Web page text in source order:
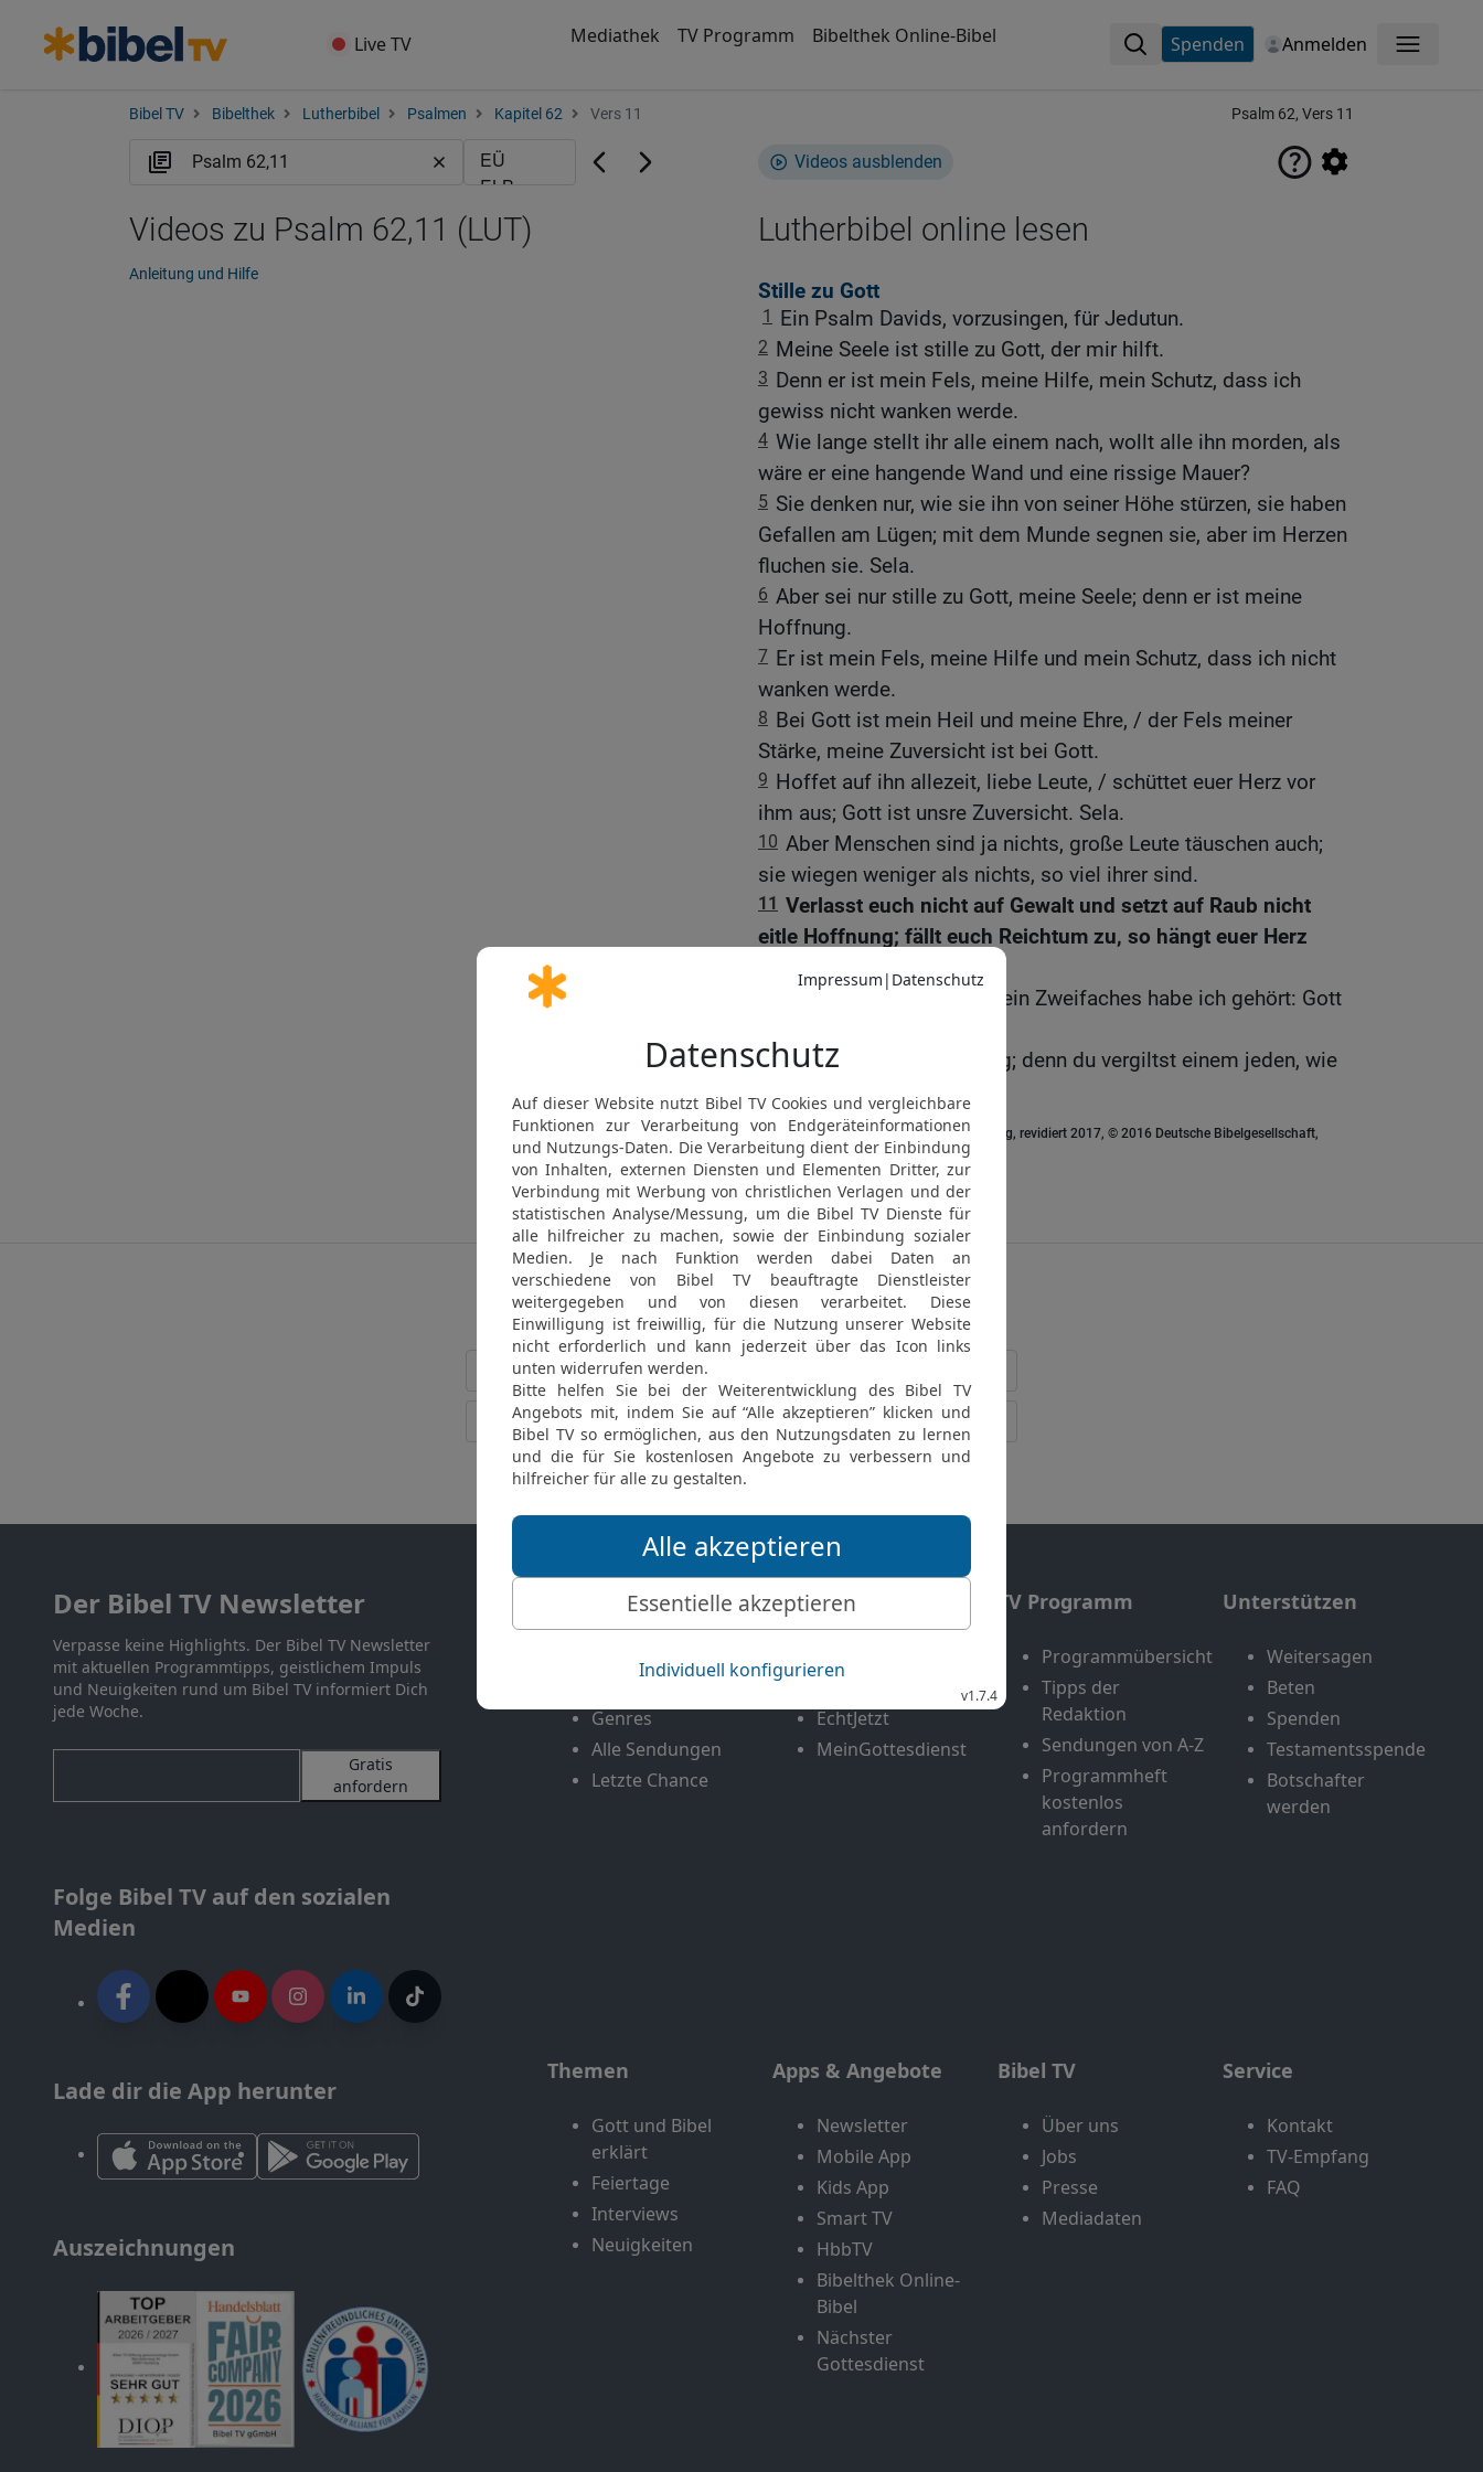
Live TV Mediathek TV Programm Bibelthek Online-Bibel Spenden Anmelden Menü
Bibel TV Bibelthek Lutherbibel Psalmen Kapitel 62 Vers 11 Psalm 62, Vers 11
Videos ausblenden
Lutherbibel online lesen
Stille zu Gott
1 Ein Psalm Davids, vorzusingen, für Jedutun.
2 Meine Seele ist stille zu Gott, der mir hilft.
3 Denn er ist mein Fels, meine Hilfe, mein Schutz, dass ich
gewiss nicht wanken werde.
4 Wie lange stellt ihr alle einem nach, wollt alle ihn morden, als
wäre er eine hangende Wand und eine rissige Mauer?
5 Sie denken nur, wie sie ihn von seiner Höhe stürzen, sie haben
Gefallen am Lügen; mit dem Munde segnen sie, aber im Herzen
fluchen sie. Sela.
6 Aber sei nur stille zu Gott, meine Seele; denn er ist meine
Hoffnung.
7 Er ist mein Fels, meine Hilfe und mein Schutz, dass ich nicht
wanken werde.
8 Bei Gott ist mein Heil und meine Ehre, / der Fels meiner
Stärke, meine Zuversicht ist bei Gott.
9 Hoffet auf ihn allezeit, liebe Leute, / schüttet euer Herz vor
ihm aus; Gott ist unsre Zuversicht. Sela.
10 Aber Menschen sind ja nichts, große Leute täuschen auch;
sie wiegen weniger als nichts, so viel ihrer sind.
11 Verlasst euch nicht auf Gewalt und setzt auf Raub nicht
eitle Hoffnung; fällt euch Reichtum zu, so hängt euer Herz
Eines hat Gott geredet, ein Zweifaches habe ich gehört: Gott
13 und du, Herr, bist gnädig; denn du vergiltst einem jeden, wie
er’s verdient hat.
Die Bibel nach Martin Luthers Übersetzung, revidiert 2017, © 2016 Deutsche Bibelgesellschaft,
Stuttgart
Videos zu Psalm 62,11 (LUT)
Anleitung und Hilfe
Möchtest du uns Feedback geben?
Bewertung der Bibelthek
FEEDBACK SENDEN
Der Bibel TV Newsletter
Verpasse keine Highlights. Der Bibel TV Newsletter
mit aktuellen Programmtipps, geistlichem Impuls
und Neuigkeiten rund um Bibel TV informiert Dich
jede Woche.
Gratis
anfordern
Folge Bibel TV auf den sozialen
Medien
Lade dir die App herunter
Auszeichnungen
Mediathek
Genres
Alle Sendungen
Letzte Chance
Livestream
EchtJetzt
MeinGottesdienst
TV Programm
Programmübersicht
Tipps der
Redaktion
Sendungen von A-Z
Programmheft
kostenlos
anfordern
Unterstützen
Weitersagen
Beten
Spenden
Testamentsspende
Botschafter
werden
Themen
Gott und Bibel
erklärt
Feiertage
Interviews
Neuigkeiten
Apps & Angebote
Newsletter
Mobile App
Kids App
Smart TV
HbbTV
Bibelthek Online-
Bibel
Nächster
Gottesdienst
Bibel TV
Über uns
Jobs
Presse
Mediadaten
Service
Kontakt
TV-Empfang
FAQ